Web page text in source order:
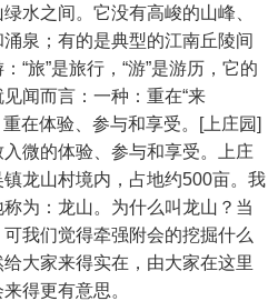
之间。它没有高峻的山峰、
泉；有的是典型的江南丘陵间
“旅”是旅行，“游”是游历，它的
闻而言：一种：重在“来
重在体验、参与和享受。[上庄园]
微的体验、参与和享受。上庄
龙山村境内，占地约500亩。我
为：龙山。为什么叫龙山？当
我们觉得牵强附会的挖掘什么
大家来得实在，由大家在这里
得更有意思。